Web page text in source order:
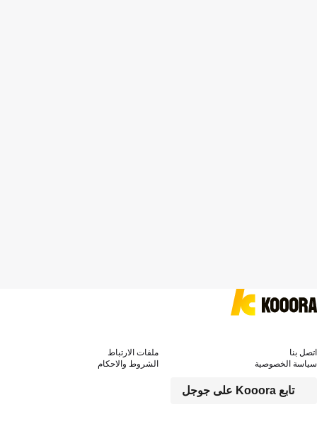
تابع Kooora على جوجل
اتصل بنا
ملفات الارتباط
سياسة الخصوصية
الشروط والاحكام